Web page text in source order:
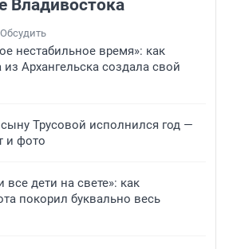
Владивостока
Обсудить
нестабильное время»: как
Архангельска создала свой
Трусовой исполнился год —
и фото
дети на свете»: как
покорил буквально весь